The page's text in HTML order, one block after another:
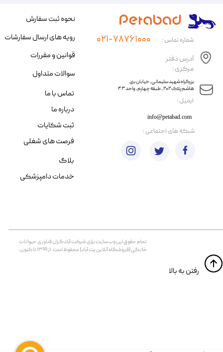
​ایمیل :
آدرس دفتر
مرکزی :
info@petabad.com
​​بزرگراه شهید سلیمانی، خیابان بنی
هاشم پلاک ۲۰۲ ، طبقه چهارم، واحد ۴۳
شماره تماس : ۰۲۱-۷۸۷۶۱۰۰۰
تمام حقوق اين وب‌سايت برای شرکت آبادگران فناوری حیوانات
خانگی (فروشگاه آنلاین پت آباد) محفوظ است. از ۱۳۹۹ تا کنون.
​​رفتن به بالا
نحوه ثبت سفارش
رویه های ارسال سفارشات
قوانین و مقررات
سوالات متداول
تماس با ما
درباره ما
ثبت شکایات
فرصت های شغلی
​شبکه های اجتماعی :
بلاگ
خدمات دامپزشکی